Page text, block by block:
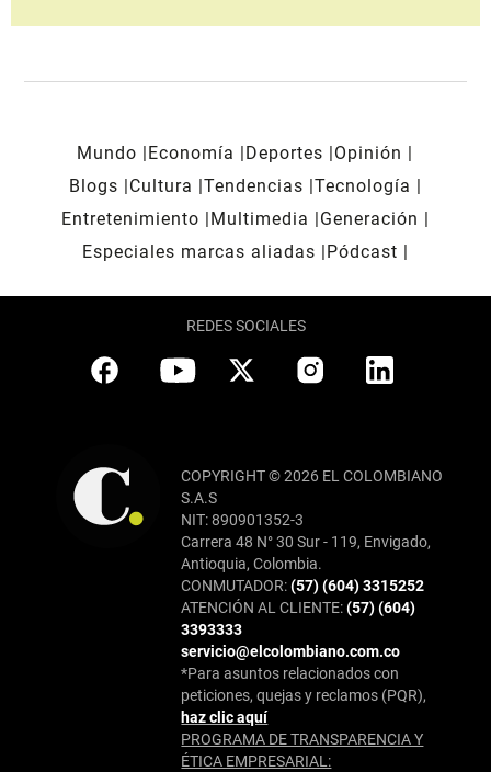
Mundo Economía Deportes
Opinión
Blogs
Cultura Tendencias Tecnología
Entretenimiento
Multimedia
Generación
Especiales marcas aliadas
Pódcast
REDES SOCIALES
COPYRIGHT © 2026 EL COLOMBIANO
S.A.S
NIT: 890901352-3
Carrera 48 N° 30 Sur - 119, Envigado,
Antioquia, Colombia.
CONMUTADOR:(57) (604) 3315252
ATENCIÓN AL CLIENTE:(57) (604)
3393333
servicio@elcolombiano.com.co
*Para asuntos relacionados con
peticiones, quejas y reclamos (PQR),
haz clic aquí
PROGRAMA DE TRANSPARENCIA Y
ÉTICA EMPRESARIAL: